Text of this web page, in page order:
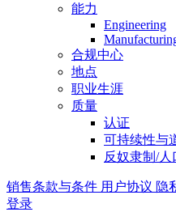
能力
Engineering
合规中心
地点
职业生涯
质量
认证
可持续性与
反奴隶制/人
销售条款与条件 用户协议 隐
登录